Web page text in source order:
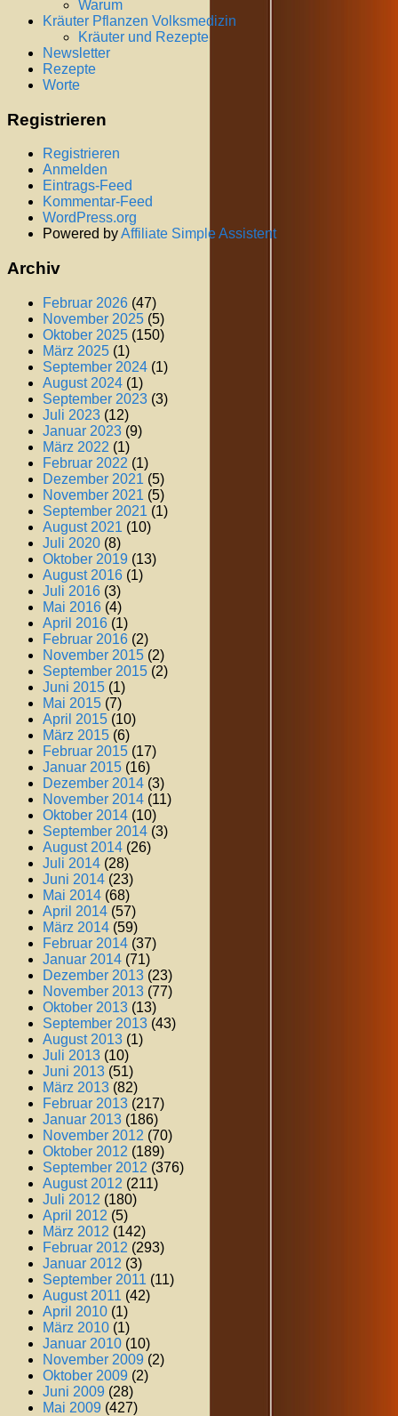
Warum
Kräuter Pflanzen Volksmedizin
Kräuter und Rezepte
Newsletter
Rezepte
Worte
Registrieren
Registrieren
Anmelden
Eintrags-Feed
Kommentar-Feed
WordPress.org
Powered byAffiliate Simple Assistent
Archiv
Februar 2026 (47)
November 2025 (5)
Oktober 2025 (150)
März 2025 (1)
September 2024 (1)
August 2024 (1)
September 2023 (3)
Juli 2023 (12)
Januar 2023 (9)
März 2022 (1)
Februar 2022 (1)
Dezember 2021 (5)
November 2021 (5)
September 2021 (1)
August 2021 (10)
Juli 2020 (8)
Oktober 2019 (13)
August 2016 (1)
Juli 2016 (3)
Mai 2016 (4)
April 2016 (1)
Februar 2016 (2)
November 2015 (2)
September 2015 (2)
Juni 2015 (1)
Mai 2015 (7)
April 2015 (10)
März 2015 (6)
Februar 2015 (17)
Januar 2015 (16)
Dezember 2014 (3)
November 2014 (11)
Oktober 2014 (10)
September 2014 (3)
August 2014 (26)
Juli 2014 (28)
Juni 2014 (23)
Mai 2014 (68)
April 2014 (57)
März 2014 (59)
Februar 2014 (37)
Januar 2014 (71)
Dezember 2013 (23)
November 2013 (77)
Oktober 2013 (13)
September 2013 (43)
August 2013 (1)
Juli 2013 (10)
Juni 2013 (51)
März 2013 (82)
Februar 2013 (217)
Januar 2013 (186)
November 2012 (70)
Oktober 2012 (189)
September 2012 (376)
August 2012 (211)
Juli 2012 (180)
April 2012 (5)
März 2012 (142)
Februar 2012 (293)
Januar 2012 (3)
September 2011 (11)
August 2011 (42)
April 2010 (1)
März 2010 (1)
Januar 2010 (10)
November 2009 (2)
Oktober 2009 (2)
Juni 2009 (28)
Mai 2009 (427)